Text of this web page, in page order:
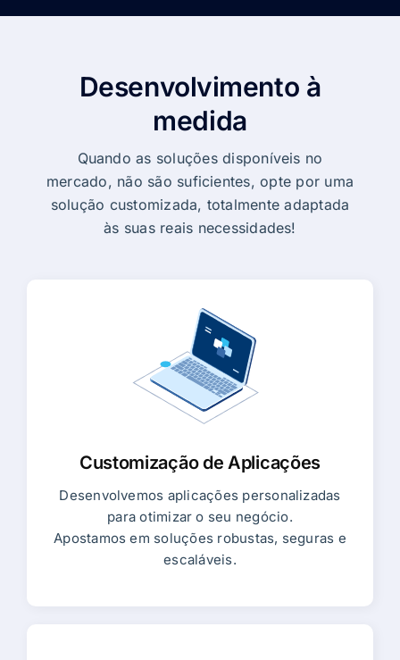
Desenvolvimento à
medida
Quando as soluções disponíveis no
mercado, não são suficientes, opte por uma
solução customizada, totalmente adaptada
às suas reais necessidades!
Customização de Aplicações
Desenvolvemos aplicações personalizadas
para otimizar o seu negócio.
Apostamos em soluções robustas, seguras e
escaláveis.